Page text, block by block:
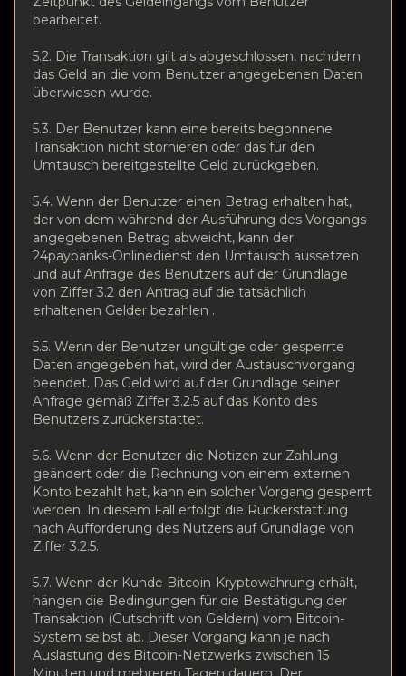
bearbeitet.
5.2. Die Transaktion gilt als abgeschlossen, nachdem
das Geld an die vom Benutzer angegebenen Daten
überwiesen wurde.
5.3. Der Benutzer kann eine bereits begonnene
Transaktion nicht stornieren oder das für den
Umtausch bereitgestellte Geld zurückgeben.
5.4. Wenn der Benutzer einen Betrag erhalten hat,
der von dem während der Ausführung des Vorgangs
angegebenen Betrag abweicht, kann der
24paybanks-Onlinedienst den Umtausch aussetzen
und auf Anfrage des Benutzers auf der Grundlage
von Ziffer 3.2 den Antrag auf die tatsächlich
erhaltenen Gelder bezahlen .
5.5. Wenn der Benutzer ungültige oder gesperrte
Daten angegeben hat, wird der Austauschvorgang
beendet. Das Geld wird auf der Grundlage seiner
Anfrage gemäß Ziffer 3.2.5 auf das Konto des
Benutzers zurückerstattet.
5.6. Wenn der Benutzer die Notizen zur Zahlung
geändert oder die Rechnung von einem externen
Konto bezahlt hat, kann ein solcher Vorgang gesperrt
werden. In diesem Fall erfolgt die Rückerstattung
nach Aufforderung des Nutzers auf Grundlage von
Ziffer 3.2.5.
5.7. Wenn der Kunde Bitcoin-Kryptowährung erhält,
hängen die Bedingungen für die Bestätigung der
Transaktion (Gutschrift von Geldern) vom Bitcoin-
System selbst ab. Dieser Vorgang kann je nach
Auslastung des Bitcoin-Netzwerks zwischen 15